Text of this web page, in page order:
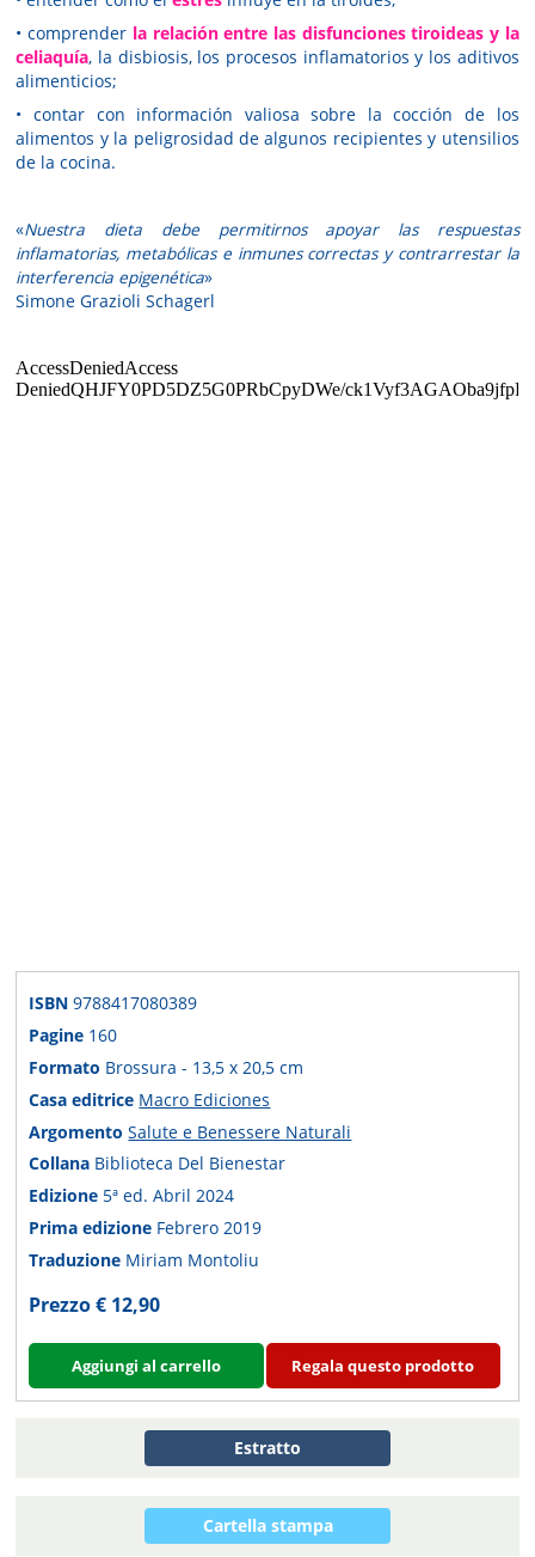
• comprender la relación entre las disfunciones tiroideas y la
celiaquía, la disbiosis, los procesos inflamatorios y los aditivos
alimenticios;
• contar con información valiosa sobre la cocción de los
alimentos y la peligrosidad de algunos recipientes y utensilios
de la cocina.
«Nuestra dieta debe permitirnos apoyar las respuestas
inflamatorias, metabólicas e inmunes correctas y contrarrestar la
interferencia epigenética»
Simone Grazioli Schagerl
ISBN9788417080389
Pagine 160
Formato Brossura - 13,5 x 20,5 cm
Casa editrice Macro Ediciones
ArgomentoSalute e Benessere Naturali
Collana Biblioteca Del Bienestar
Edizione 5ª ed. Abril 2024
Prima edizione Febrero 2019
Traduzione Miriam Montoliu
Prezzo € 12,90
Aggiungi al carrello Regala questo prodotto
Estratto
Cartella stampa